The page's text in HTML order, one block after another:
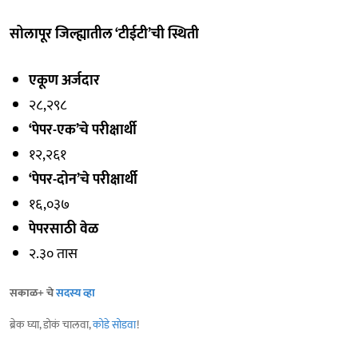
सोलापूर जिल्ह्यातील ‘टीईटी’ची स्थिती
एकूण अर्जदार
२८,२९८
‘पेपर-एक’चे परीक्षार्थी
१२,२६१
‘पेपर-दोन’चे परीक्षार्थी
१६,०३७
पेपरसाठी वेळ
२.३० तास
सकाळ+ चेसदस्य व्हा
ब्रेक घ्या, डोकं चालवा,कोडे सोडवा!